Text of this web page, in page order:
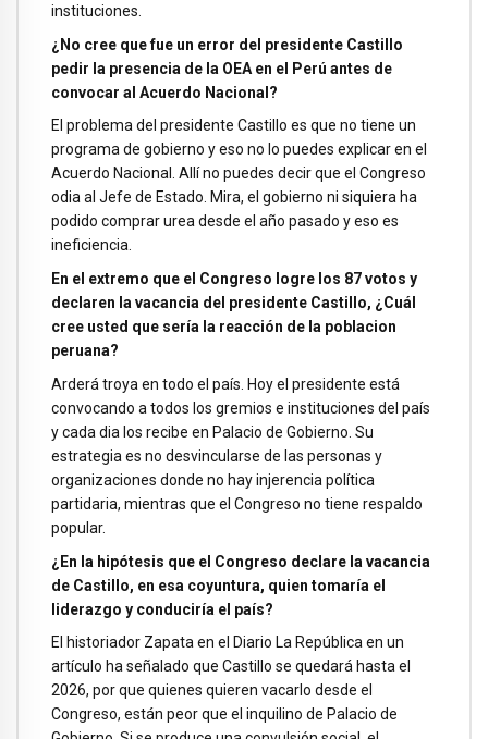
instituciones.
¿No cree que fue un error del presidente Castillo
pedir la presencia de la OEA en el Perú antes de
convocar al Acuerdo Nacional?
El problema del presidente Castillo es que no tiene un
programa de gobierno y eso no lo puedes explicar en el
Acuerdo Nacional. Allí no puedes decir que el Congreso
odia al Jefe de Estado. Mira, el gobierno ni siquiera ha
podido comprar urea desde el año pasado y eso es
ineficiencia.
En el extremo que el Congreso logre los 87 votos y
declaren la vacancia del presidente Castillo, ¿Cuál
cree usted que sería la reacción de la poblacion
peruana?
Arderá troya en todo el país. Hoy el presidente está
convocando a todos los gremios e instituciones del país
y cada dia los recibe en Palacio de Gobierno. Su
estrategia es no desvincularse de las personas y
organizaciones donde no hay injerencia política
partidaria, mientras que el Congreso no tiene respaldo
popular.
¿En la hipótesis que el Congreso declare la vacancia
de Castillo, en esa coyuntura, quien tomaría el
liderazgo y conduciría el país?
El historiador Zapata en el Diario La República en un
artículo ha señalado que Castillo se quedará hasta el
2026, por que quienes quieren vacarlo desde el
Congreso, están peor que el inquilino de Palacio de